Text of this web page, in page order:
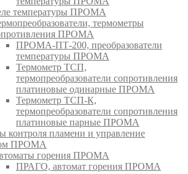
температуры ПРОМА
термометры
ПРОМА
ПРОМА-ПТ-200, преобразователи
температуры ПРОМА
Термометр ТСП,
термопреобразователи сопротивления
платиновые одинарные ПРОМА
Термометр ТСП-К,
термопреобразователи сопротивления
платиновые парные ПРОМА
контроля пламени и управление
ПРОМА
горения ПРОМА
ПРАГО, автомат горения ПРОМА